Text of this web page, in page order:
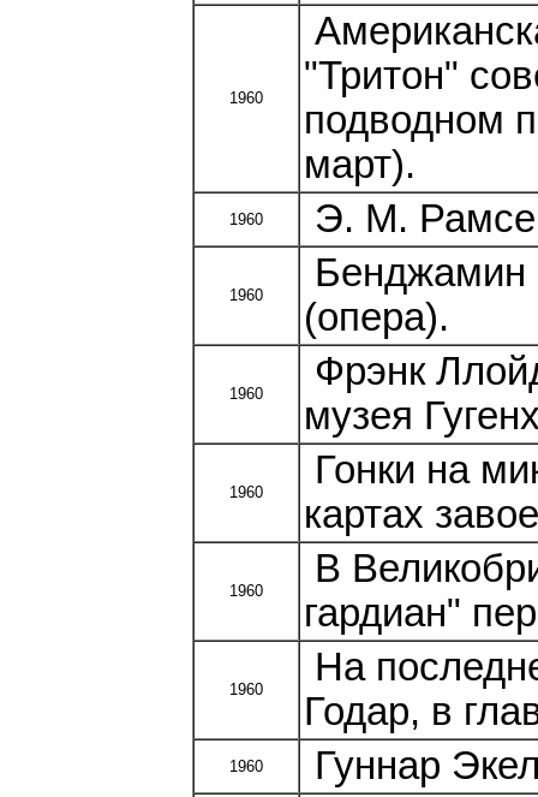
1960
"Тритон"
подводном
март).
1960 Э. М.
1960
Бенджамин
(опера).
1960
Фрэнк
музея
1960
Гонки на
картах
1960
В
гардиан"
1960
На
Годар, в
1960 Гуннар